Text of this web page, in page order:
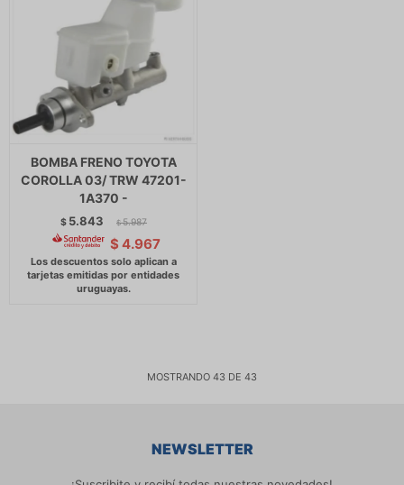
BOMBA FRENO TOYOTA
COROLLA 03/ TRW 47201-
1A370 -
$ 5.843 $ 5.987
$ 4.967
MOSTRANDO 43 DE 43
NEWSLETTER